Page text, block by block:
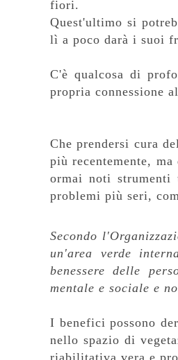
fiori.
Quest'ultimo si
lì a poco darà i suoi
C'è qualcosa di
propria connessione
Che prendersi cura
più recentemente,
ormai noti strumenti
problemi più seri,
Secondo
un'area verde
benessere delle
mentale e sociale e
I benefici possono
nello spazio di
riabilitativa vera e